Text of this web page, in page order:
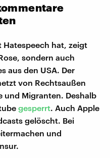
Hatespeech hat, zeigt
sondern auch
aus den USA. Der
von Rechtsaußen
und Migranten. Deshalb
gesperrt. Auch Apple
gelöscht. Bei
und